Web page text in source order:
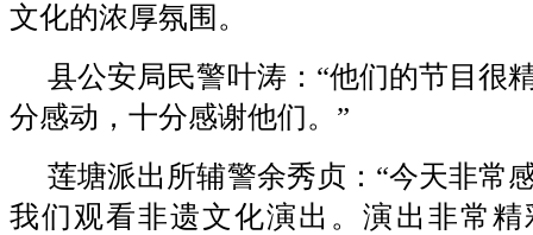
文化的浓厚氛围。
县公安局民警叶涛：“他们的节目很
分感动，十分感谢他们。”
莲塘派出所辅警余秀贞：“今天非常
我们观看非遗文化演出。演出非常